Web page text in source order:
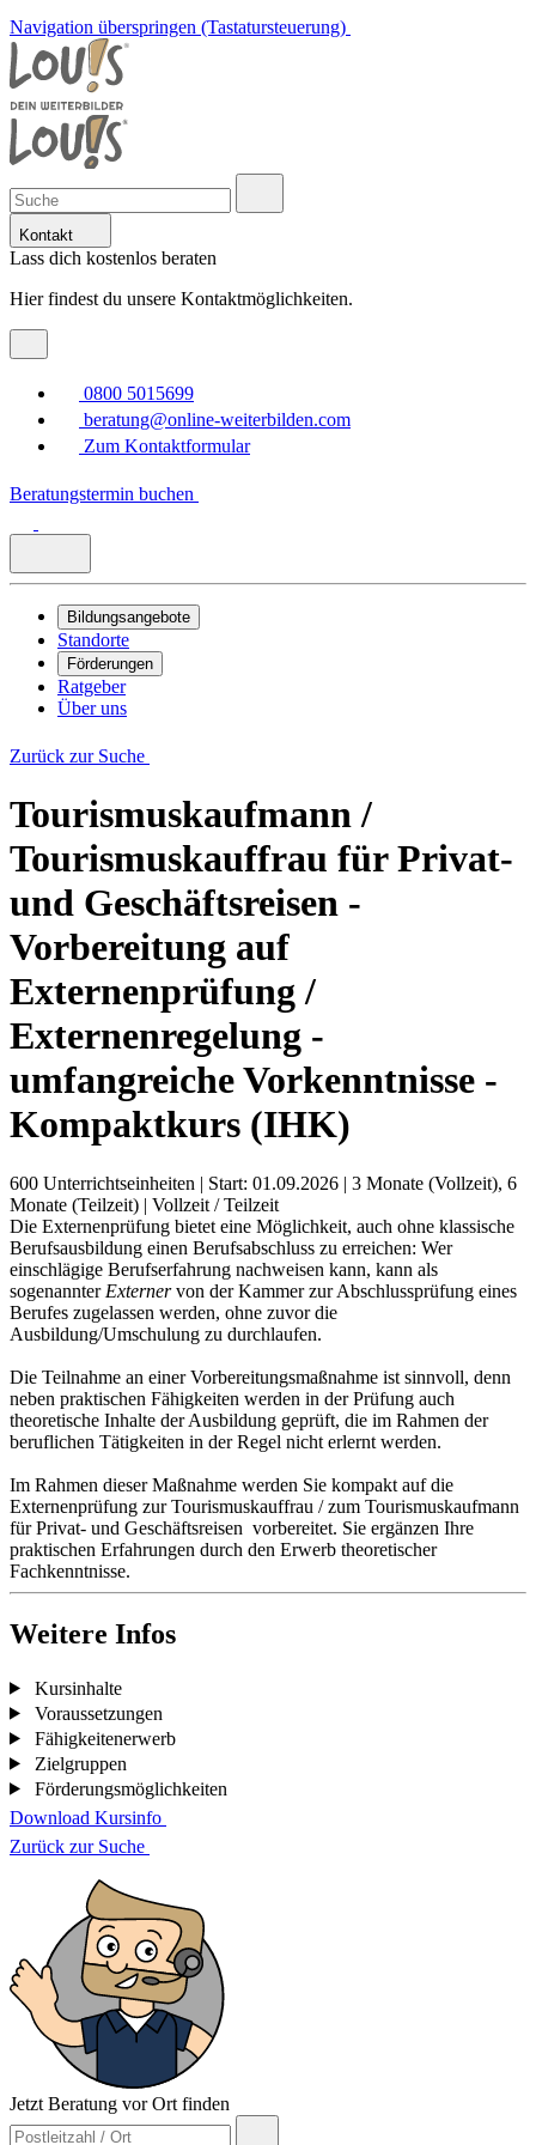
Navigation überspringen (Tastatursteuerung)
Kontakt
Lass dich kostenlos beraten
Hier findest du unsere Kontaktmöglichkeiten.
0800 5015699
beratung@online-weiterbilden.com
Zum Kontaktformular
Beratungstermin buchen
Bildungsangebote
Standorte
Förderungen
Ratgeber
Über uns
Zurück zur Suche
Tourismuskaufmann /
Tourismuskauffrau für Privat-
und Geschäftsreisen -
Vorbereitung auf
Externenprüfung /
Externenregelung -
umfangreiche Vorkenntnisse -
Kompaktkurs (IHK)
600 Unterrichtseinheiten | Start: 01.09.2026 | 3 Monate (Vollzeit), 6
Monate (Teilzeit) | Vollzeit / Teilzeit
Die Externenprüfung bietet eine Möglichkeit, auch ohne klassische
Berufsausbildung einen Berufsabschluss zu erreichen: Wer
einschlägige Berufserfahrung nachweisen kann, kann als
sogenannter Externervon der Kammer zur Abschlussprüfung eines
Berufes zugelassen werden, ohne zuvor die
Ausbildung/Umschulung zu durchlaufen.
Die Teilnahme an einer Vorbereitungsmaßnahme ist sinnvoll, denn
neben praktischen Fähigkeiten werden in der Prüfung auch
theoretische Inhalte der Ausbildung geprüft, die im Rahmen der
beruflichen Tätigkeiten in der Regel nicht erlernt werden.
Im Rahmen dieser Maßnahme werden Sie kompakt auf die
Externenprüfung zur Tourismuskauffrau / zum Tourismuskaufmann
für Privat- und Geschäftsreisen vorbereitet. Sie ergänzen Ihre
praktischen Erfahrungen durch den Erwerb theoretischer
Fachkenntnisse.
Weitere Infos
Kursinhalte
Voraussetzungen
Fähigkeitenerwerb
Zielgruppen
Förderungsmöglichkeiten
Download Kursinfo
Zurück zur Suche
Jetzt Beratung vor Ort finden